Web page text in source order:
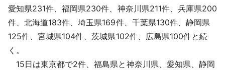
愛知県231件、福岡県230件、神奈川県211件、兵庫県200
件、北海道183件、埼玉県169件、千葉県130件、静岡県
125件、宮城県104件、茨城県102件、広島県100件と続
く。
15日は東京都で2件、福島県と神奈川県、愛知県、静岡